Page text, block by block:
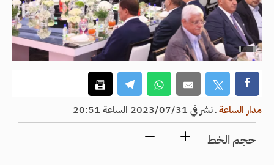
مدار الساعةـنشر في 2023/07/31 الساعة 20:51
حجم الخط